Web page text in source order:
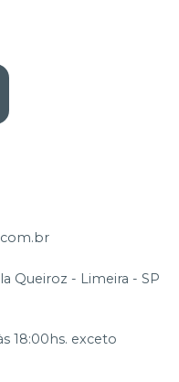
Queiroz - Limeira - SP
18:00hs. exceto